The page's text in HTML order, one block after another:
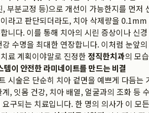
부분교정 등)으로 개선이 가능한지를 먼저
라고 판단되더라도, 치아 삭제량을
니다. 이를 통해 치아의 시린 증상이나 신
수명을 최대한 연장합니다. 이처럼 눈앞
료 계획이야말로 진정한정직한치과의 모
이 안전한 라미네이트를 만드는 비결
시술은 단순히 치아 겉면을 예쁘게 다듬는
, 잇몸 건강, 치아 배열, 얼굴과의 조화 등
구되는 치료입니다. 한 명의 의사가 이 모